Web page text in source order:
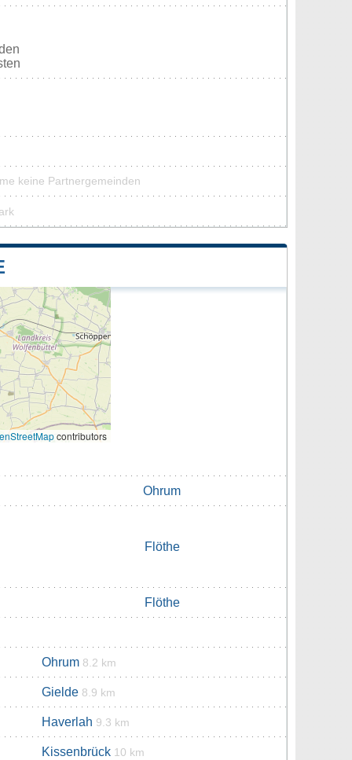
keine Partnergemeinden
contributors
Ohrum
Flöthe
Flöthe
Ohrum 8.2 km
Gielde 8.9 km
Haverlah 9.3 km
Kissenbrück 10 km